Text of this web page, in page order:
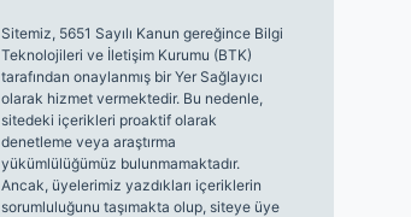
Sitemiz, 5651 Sayılı Kanun gereğince Bilgi
Teknolojileri ve İletişim Kurumu (BTK)
tarafından onaylanmış bir Yer Sağlayıcı
olarak hizmet vermektedir. Bu nedenle,
sitedeki içerikleri proaktif olarak
denetleme veya araştırma
yükümlülüğümüz bulunmamaktadır.
Ancak, üyelerimiz yazdıkları içeriklerin
sorumluluğunu taşımakta olup, siteye üye